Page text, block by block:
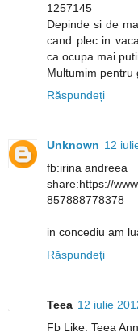
1257145
Depinde si de
cand plec in
ca ocupa mai
Multumim pentru
Răspundeți
Unknown 12
fb:irina andreea
share:https://
857888778378
in concediu am
Răspundeți
Teea 12 iulie
Fb Like: Teea